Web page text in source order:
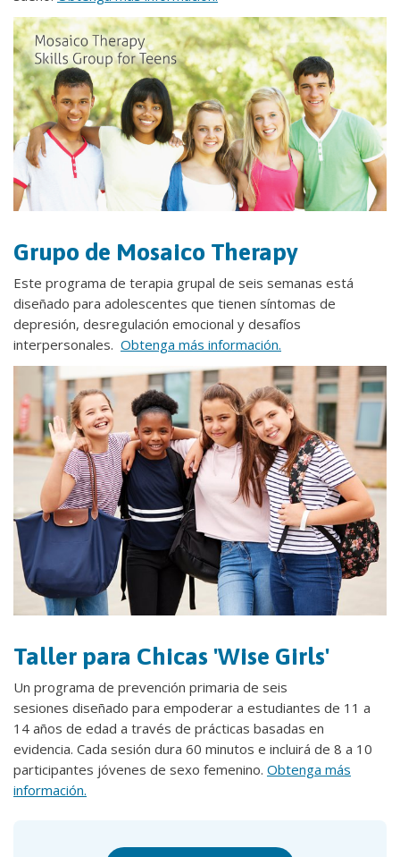
Grupo de Mosaico Therapy
Este programa de terapia grupal de seis semanas está
diseñado para adolescentes que tienen síntomas de
depresión, desregulación emocional y desafíos
interpersonales. Obtenga más información.
Taller para Chicas 'Wise Girls'
Un programa de prevención primaria de seis
sesiones diseñado para empoderar a estudiantes de 11 a
14 años de edad a través de prácticas basadas en
evidencia. Cada sesión dura 60 minutos e incluirá de 8 a 10
participantes jóvenes de sexo femenino. Obtenga más
información.